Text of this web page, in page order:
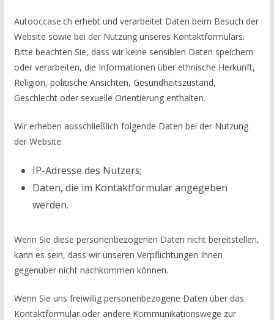
Autooccase.ch erhebt und verarbeitet Daten beim Besuch der
Website sowie bei der Nutzung unseres Kontaktformulars.
Bitte beachten Sie, dass wir keine sensiblen Daten speichern
oder verarbeiten, die Informationen über ethnische Herkunft,
Religion, politische Ansichten, Gesundheitszustand,
Geschlecht oder sexuelle Orientierung enthalten.
Wir erheben ausschließlich folgende Daten bei der Nutzung
der Website:
IP-Adresse des Nutzers;
Daten, die im Kontaktformular angegeben
werden.
Wenn Sie diese personenbezogenen Daten nicht bereitstellen,
kann es sein, dass wir unseren Verpflichtungen Ihnen
gegenüber nicht nachkommen können.
Wenn Sie uns freiwillig personenbezogene Daten über das
Kontaktformular oder andere Kommunikationswege zur